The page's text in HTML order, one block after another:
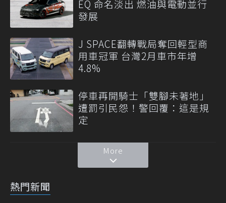
EQ 命名淡出 燃油與電動並行
發展
J SPACE翻轉戰局奪回輕型商
用車冠軍 台灣2月車市年增
4.8%
停車再開騎士「雙腳未著地」
遭罰引民怨！警回覆：這是規
定
More
熱門新聞